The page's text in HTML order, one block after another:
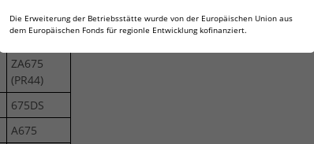
Die Erweiterung der Betriebsstätte wurde von der Europäischen Union aus
dem Europäischen Fonds für regionle Entwicklung kofinanziert.
ZA675
p675
ZA675
(PR44)
675DS
A675